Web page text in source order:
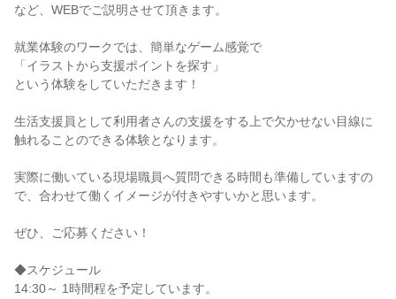
など、WEBでご説明させて頂きます。
就業体験のワークでは、簡単なゲーム感覚で
「イラストから支援ポイントを探す」
という体験をしていただきます！
生活支援員として利用者さんの支援をする上で欠かせない目線に
触れることのできる体験となります。
実際に働いている現場職員へ質問できる時間も準備していますの
で、合わせて働くイメージが付きやすいかと思います。
ぜひ、ご応募ください！
◆スケジュール
14:30～ 1時間程を予定しています。